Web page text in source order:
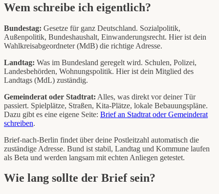
Wem schreibe ich eigentlich?
Bundestag: Gesetze für ganz Deutschland. Sozialpolitik,
Außenpolitik, Bundeshaushalt, Einwanderungsrecht. Hier ist dein
Wahlkreisabgeordneter (MdB) die richtige Adresse.
Landtag: Was im Bundesland geregelt wird. Schulen, Polizei,
Landesbehörden, Wohnungspolitik. Hier ist dein Mitglied des
Landtags (MdL) zuständig.
Gemeinderat oder Stadtrat: Alles, was direkt vor deiner Tür
passiert. Spielplätze, Straßen, Kita-Plätze, lokale Bebauungspläne.
Dazu gibt es eine eigene Seite: Brief an Stadtrat oder Gemeinderat
schreiben.
Brief-nach-Berlin findet über deine Postleitzahl automatisch die
zuständige Adresse. Bund ist stabil, Landtag und Kommune laufen
als Beta und werden langsam mit echten Anliegen getestet.
Wie lang sollte der Brief sein?